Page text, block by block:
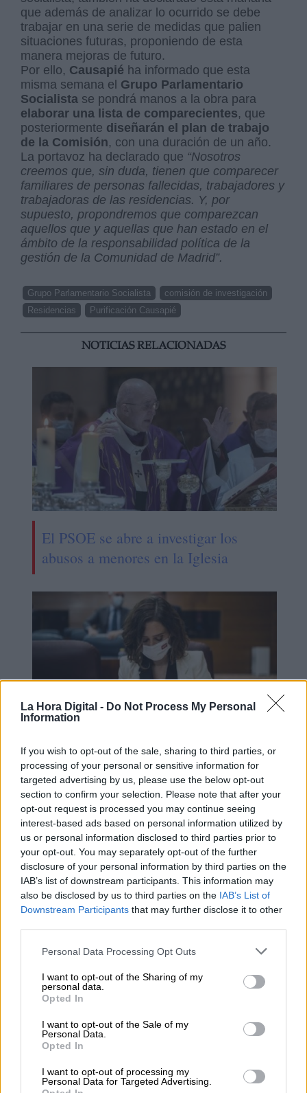
La Hora Digital - Do Not Process My Personal
Information
If you wish to opt-out of the sale, sharing to third parties, or
processing of your personal or sensitive information for
targeted advertising by us, please use the below opt-out
section to confirm your selection. Please note that after your
opt-out request is processed you may continue seeing
interest-based ads based on personal information utilized by
us or personal information disclosed to third parties prior to
your opt-out. You may separately opt-out of the further
disclosure of your personal information by third parties on the
IAB’s list of downstream participants. This information may
also be disclosed by us to third parties on the IAB’s List of
Downstream Participants that may further disclose it to other
Personal Data Processing Opt Outs
I want to opt-out of the Sharing of my
personal data.
Opted In
I want to opt-out of the Sale of my
Personal Data.
Opted In
I want to opt-out of processing my
Personal Data for Targeted Advertising.
que además de analizar lo ocurrido se debe
trabajar en una serie de medidas que palien
situaciones futuras, proponiendo de esta
manera mejoras de futuro.
Por ello, Causapié ha informado que esta
misma semana el Grupo Parlamentario
Socialista se pondrá manos a la obra para
elaborar una lista de comparecientes, que
posteriormente diseñarán el plan de trabajo
de la Comisión, con una duración de un año.
La portavoz ha declarado que “Nosotros
creemos que, sin duda, tienen que comparecer
familiares de personas fallecidas, trabajadores y
trabajadoras de las residencias. Y, por
supuesto, propondremos que comparezcan
aquellos que y aquellas que han estado en el
ámbito de la responsabilidad política de la
gestión de la Comunidad de Madrid”.
Grupo Parlamentario Socialista
comisión de investigación
Residencias
Purificación Causapié
NOTICIAS RELACIONADAS
El PSOE se abre a investigar los
abusos a menores en la Iglesia
La Comunidad de Madrid indemniza
con más de un millón de euros a 15
residencias privadas investigadas por
la gestión de la pandemia
El Grupo Socialista impulsa un
estudio sobre la evolución
económico-financiera de la
Seguridad social